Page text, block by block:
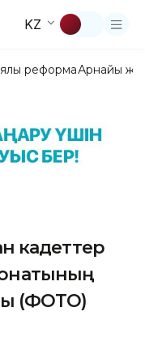
KZ
реформаАрнайы
кадеттер
(ФОТО)